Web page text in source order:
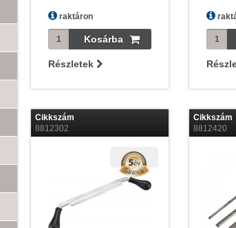
raktáron
Részletek
Cikkszám
8812302
Cikkszám
8812420